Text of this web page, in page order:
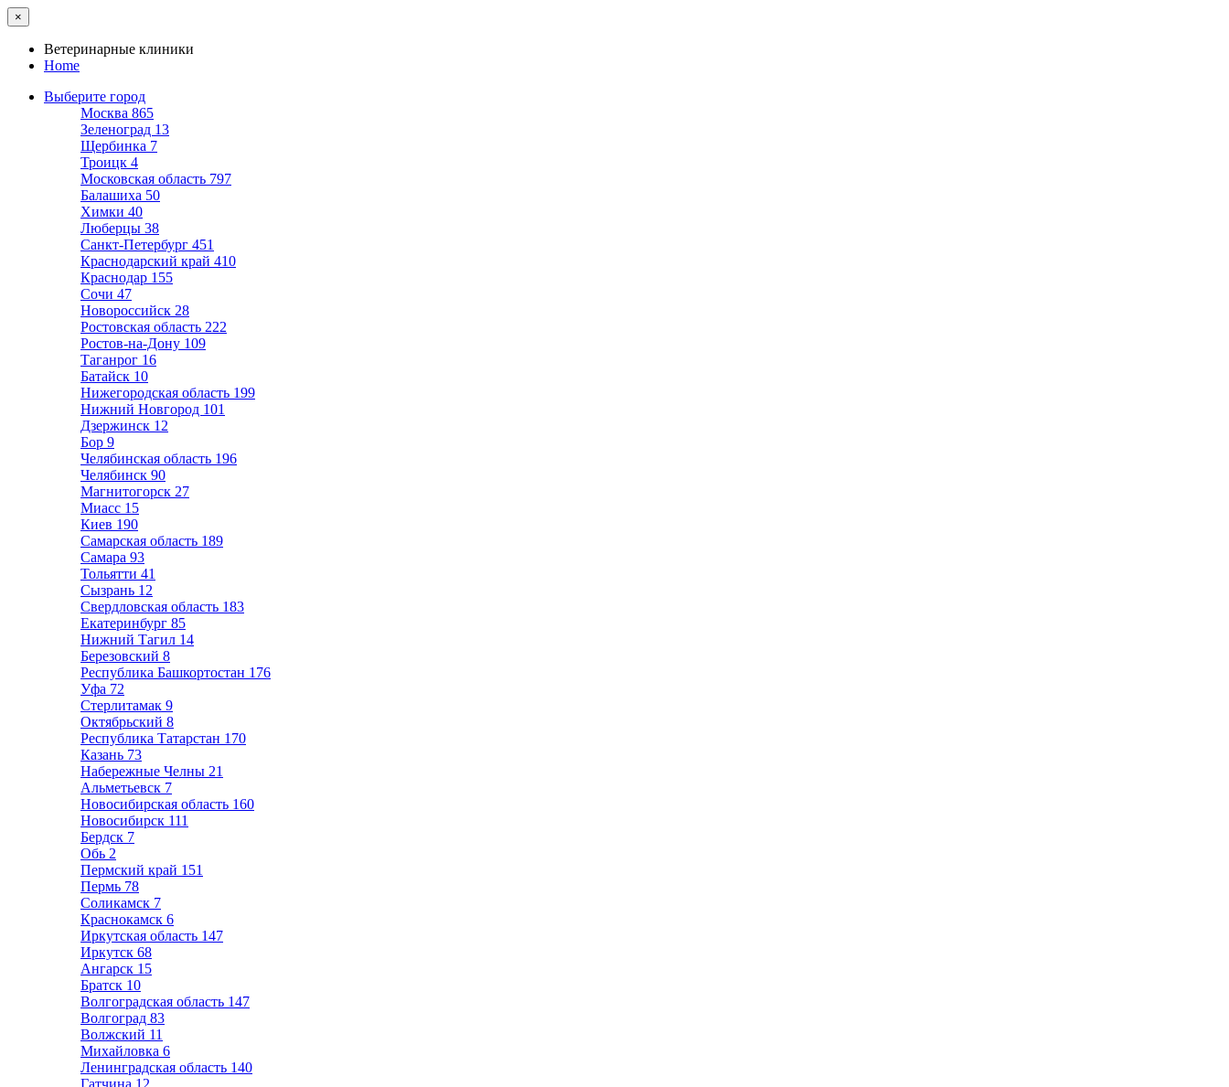
×
Ветеринарные клиники
Home
Выберите город
Москва 865
Зеленоград 13
Щербинка 7
Троицк 4
Московская область 797
Балашиха 50
Химки 40
Люберцы 38
Санкт-Петербург 451
Краснодарский край 410
Краснодар 155
Сочи 47
Новороссийск 28
Ростовская область 222
Ростов-на-Дону 109
Таганрог 16
Батайск 10
Нижегородская область 199
Нижний Новгород 101
Дзержинск 12
Бор 9
Челябинская область 196
Челябинск 90
Магнитогорск 27
Миасс 15
Киев 190
Самарская область 189
Самара 93
Тольятти 41
Сызрань 12
Свердловская область 183
Екатеринбург 85
Нижний Тагил 14
Березовский 8
Республика Башкортостан 176
Уфа 72
Стерлитамак 9
Октябрьский 8
Республика Татарстан 170
Казань 73
Набережные Челны 21
Альметьевск 7
Новосибирская область 160
Новосибирск 111
Бердск 7
Обь 2
Пермский край 151
Пермь 78
Соликамск 7
Краснокамск 6
Иркутская область 147
Иркутск 68
Ангарск 15
Братск 10
Волгоградская область 147
Волгоград 83
Волжский 11
Михайловка 6
Ленинградская область 140
Гатчина 12